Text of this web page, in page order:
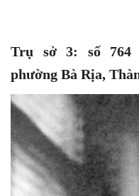
Trụ sở 3: số 764
phường Bà Rịa,